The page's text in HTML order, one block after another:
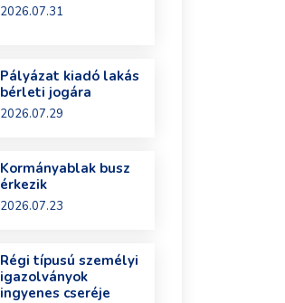
2026.07.31
Pályázat kiadó lakás
bérleti jogára
2026.07.29
Kormányablak busz
érkezik
2026.07.23
Régi típusú személyi
igazolványok
ingyenes cseréje